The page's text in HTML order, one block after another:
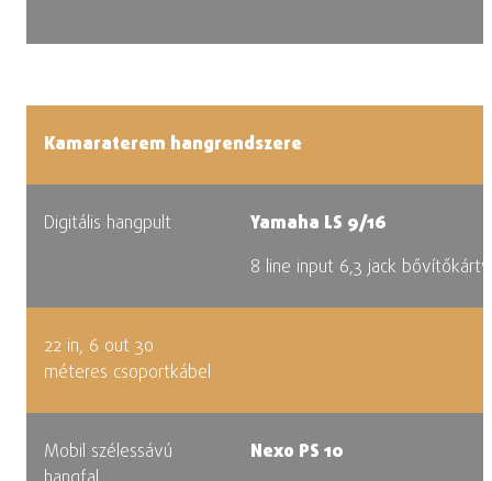
Kamaraterem hangrendszere
Digitális hangpult
Yamaha LS 9/16
8 line input 6,3 jack
22 in, 6 out 30
méteres csoportkábel
Mobil szélessávú
Nexo PS 10